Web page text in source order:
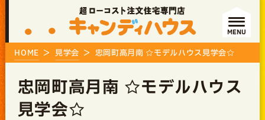
MENU
HOME 見学会 忠岡町高月南 ☆モデルハウス見学会☆
忠岡町高月南 ☆モデルハウス
見学会☆